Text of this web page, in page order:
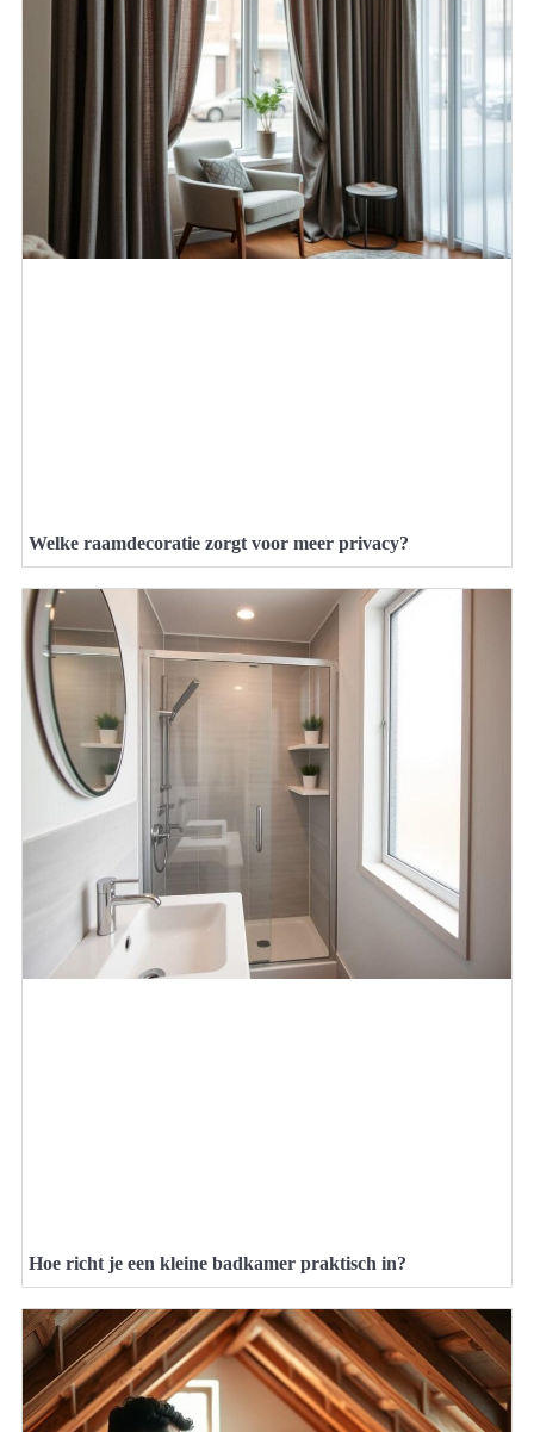
Welke raamdecoratie zorgt voor meer privacy?
Hoe richt je een kleine badkamer praktisch in?